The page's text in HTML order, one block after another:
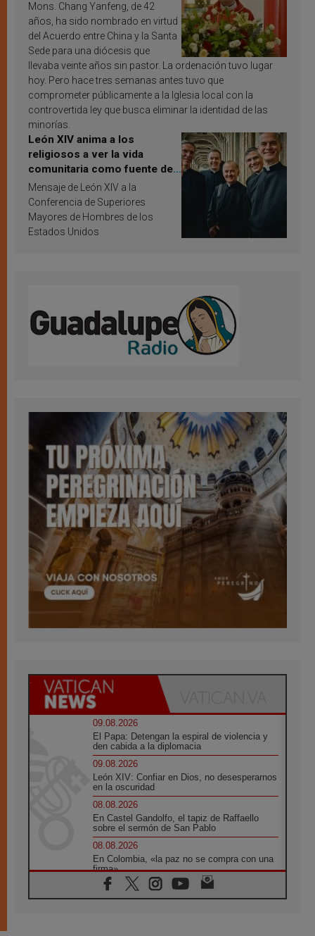
Mons. Chang Yanfeng, de 42
años, ha sido nombrado en virtud
del Acuerdo entre China y la Santa
Sede para una diócesis que
llevaba veinte años sin pastor. La ordenación tuvo lugar
hoy. Pero hace tres semanas antes tuvo que
comprometer públicamente a la Iglesia local con la
controvertida ley que busca eliminar la identidad de las
minorías.
León XIV anima a los
religiosos a ver la vida
comunitaria como fuente de
inspiración y santificación
Mensaje de León XIV a la
Conferencia de Superiores
Mayores de Hombres de los
Estados Unidos
09.08.2026
El Papa: Detengan la espiral de violencia y
den cabida a la diplomacia
09.08.2026
León XIV: Confiar en Dios, no desesperarnos
en la oscuridad
08.08.2026
En Castel Gandolfo, el tapiz de Raffaello
sobre el sermón de San Pablo
08.08.2026
En Colombia, «la paz no se compra con una
firma»
08.08.2026
En Venezuela celebraron los 416 años del